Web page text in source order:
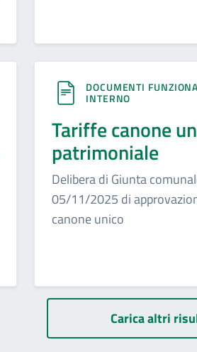
DOCUMENTI
INTERNO
Tariffe canone
patrimoniale
Delibera di Giunta
05/11/2025 di
canone unico
Carica altri